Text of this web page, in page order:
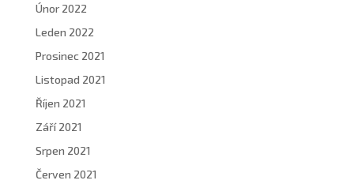
Únor 2022
Leden 2022
Prosinec 2021
Listopad 2021
Říjen 2021
Září 2021
Srpen 2021
Červen 2021